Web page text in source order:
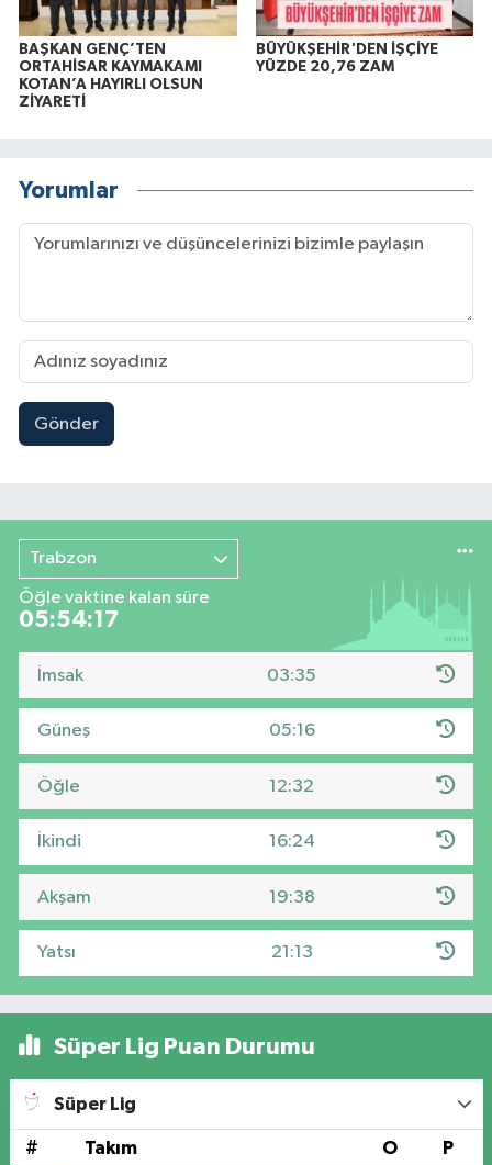
BAŞKAN GENÇ’TEN
ORTAHİSAR KAYMAKAMI
KOTAN’A HAYIRLI OLSUN
ZİYARETİ
BÜYÜKŞEHİR'DEN İŞÇİYE
YÜZDE 20,76 ZAM
Yorumlar
Gönder
Trabzon
Öğle vaktine kalan süre
05:54:17
İmsak 03:35
Güneş 05:16
Öğle 12:32
İkindi 16:24
Akşam 19:38
Yatsı 21:13
Süper Lig Puan Durumu
Süper Lig
# Takım O P